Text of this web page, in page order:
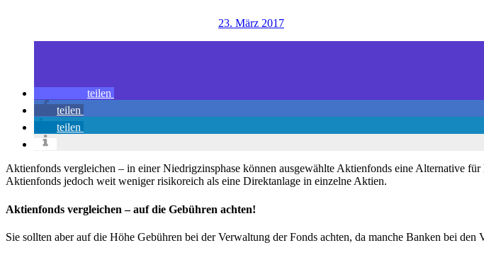
23. März 2017
teilen
teilen
teilen
Aktienfonds vergleichen – in einer Niedrigzinsphase können ausgewählte Aktienfonds eine Alternative
Aktienfonds jedoch weit weniger risikoreich als eine Direktanlage in einzelne Aktien.
Aktienfonds vergleichen – auf die Gebühren achten!
Sie sollten aber auf die Höhe Gebühren bei der Verwaltung der Fonds achten, da manche Banken bei den